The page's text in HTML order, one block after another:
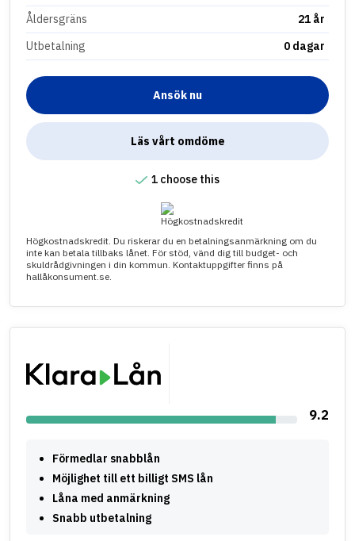
Åldersgräns
21 år
Utbetalning
0 dagar
Ansök nu
Läs vårt omdöme
1 choose this
Högkostnadskredit. Du riskerar du en betalningsanmärkning om du
inte kan betala tillbaks lånet. För stöd, vänd dig till budget- och
skuldrådgivningen i din kommun. Kontaktuppgifter finns på
hallåkonsument.se.
9.2
Förmedlar snabblån
Möjlighet till ett billigt SMS lån
Låna med anmärkning
Snabb utbetalning